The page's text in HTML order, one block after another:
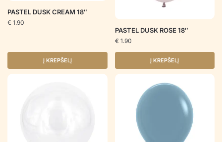
PASTEL DUSK CREAM 18″
€ 1.90
Į KREPŠELĮ
PASTEL DUSK ROSE 18″
€ 1.90
Į KREPŠELĮ